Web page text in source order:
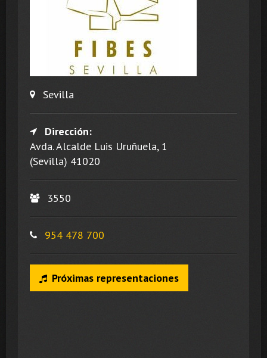
Sevilla
Dirección:
Avda. Alcalde Luis Uruñuela, 1
(Sevilla) 41020
3550
954 478 700
Próximas representaciones